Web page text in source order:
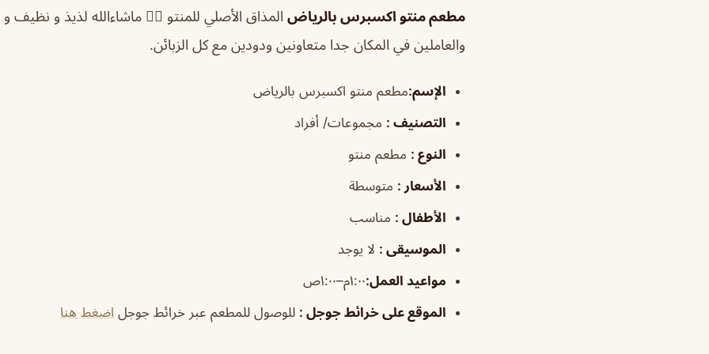
مطعم منتو اكسبرس بالرياض المذاق الأصلي للمنتو 👌🏻 ماشاءالله لذيذ و نظيف
والعاملين في المكان جدا متعاونين ودودين مع كل الزبائن.
الإسم:مطعم منتو اكسبرس بالرياض
التصنيف : مجموعات/ أفراد
النوع : مطعم منتو
الأسعار : متوسطة
الأطفال : مناسب
الموسيقى : لا يوجد
مواعيد العمل:١:٠٠م–١:٠٠ص
الموقع على خرائط جوجل : للوصول للمطعم عبر خرائط جوجل اضغط هنا